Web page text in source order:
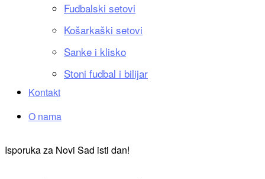
Fudbalski setovi
Košarkaški setovi
Sanke i klisko
Stoni fudbal i bilijar
Kontakt
O nama
Isporuka za Novi Sad isti dan!